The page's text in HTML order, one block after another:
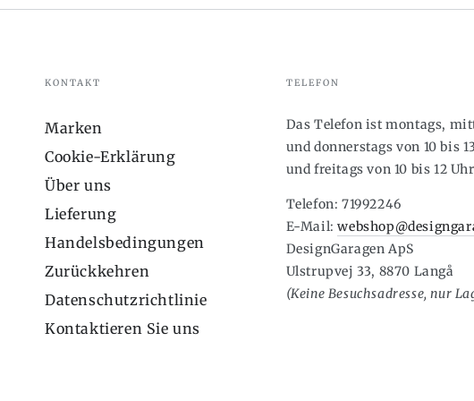
KONTAKT
Marken
Cookie-Erklärung
Über uns
Lieferung
Handelsbedingungen
Zurückkehren
Datenschutzrichtlinie
Kontaktieren Sie uns
TELEFON
Das Telefon ist montags,
und donnerstags von 10 bis
und freitags von 10 bis 12
Telefon: 71992246
E-Mail:
DesignGaragen ApS
Ulstrupvej 33, 8870 Langå
(Keine Besuchsadresse, nur